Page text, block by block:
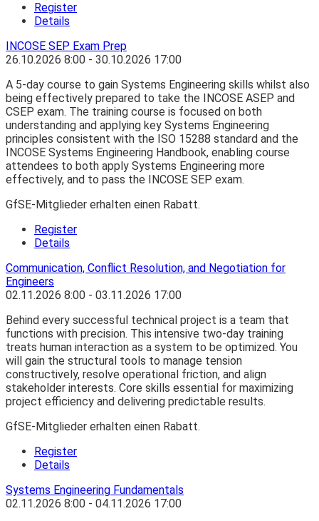
Register
Details
INCOSE SEP Exam Prep
26.10.2026 8:00 - 30.10.2026 17:00
A 5-day course to gain Systems Engineering skills whilst also
being effectively prepared to take the INCOSE ASEP and
CSEP exam. The training course is focused on both
understanding and applying key Systems Engineering
principles consistent with the ISO 15288 standard and the
INCOSE Systems Engineering Handbook, enabling course
attendees to both apply Systems Engineering more
effectively, and to pass the INCOSE SEP exam.
GfSE-Mitglieder erhalten einen Rabatt.
Register
Details
Communication, Conflict Resolution, and Negotiation for
Engineers
02.11.2026 8:00 - 03.11.2026 17:00
Behind every successful technical project is a team that
functions with precision. This intensive two-day training
treats human interaction as a system to be optimized. You
will gain the structural tools to manage tension
constructively, resolve operational friction, and align
stakeholder interests. Core skills essential for maximizing
project efficiency and delivering predictable results.
GfSE-Mitglieder erhalten einen Rabatt.
Register
Details
Systems Engineering Fundamentals
02.11.2026 8:00 - 04.11.2026 17:00